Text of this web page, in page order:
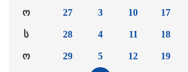
ო
ს
ო
27
28
29
3
4
5
10
11
12
17
18
19